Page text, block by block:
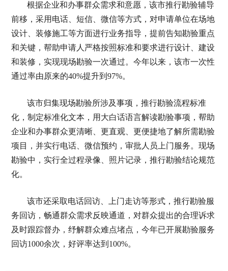
根据企业和办事群众需求和意愿，该市推行勘验辅导
前移，采用电话、短信、微信等方式，对申请单位在场地
设计、装修施工等方面进行业务指导，提前告知勘验重点
和关键，帮助申请人严格按照标准和要求进行设计、建设
和装修，实现现场勘验一次通过。今年以来，该市一次性
通过率由原来的40%提升到97%。
该市归集现场勘验所涉及事项，推行勘验流程标准
化，制定标准化文本，用大白话语言解读勘验事项，帮助
企业和办事群众更清晰、更直观、更便捷地了解所需勘验
项目，并实行电话、微信预约，审批人员上门服务。现场
勘验中，实行全过程录像、照片记录，推行勘验结论规范
化。
该市还采取电话回访、上门走访等形式，推行勘验服
务回访，畅通群众需求反映通道，对群众提出的合理诉求
及时跟踪督办，纾解群众难点堵点，今年已开展勘验服务
回访1000余次，好评率达到100%。